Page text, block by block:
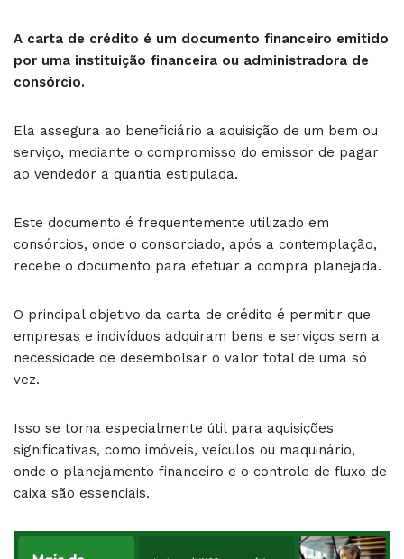
A carta de crédito é um documento financeiro emitido
por uma instituição financeira ou administradora de
consórcio.
Ela assegura ao beneficiário a aquisição de um bem ou
serviço, mediante o compromisso do emissor de pagar
ao vendedor a quantia estipulada.
Este documento é frequentemente utilizado em
consórcios, onde o consorciado, após a contemplação,
recebe o documento para efetuar a compra planejada.
O principal objetivo da carta de crédito é permitir que
empresas e indivíduos adquiram bens e serviços sem a
necessidade de desembolsar o valor total de uma só
vez.
Isso se torna especialmente útil para aquisições
significativas, como imóveis, veículos ou maquinário,
onde o planejamento financeiro e o controle de fluxo de
caixa são essenciais.